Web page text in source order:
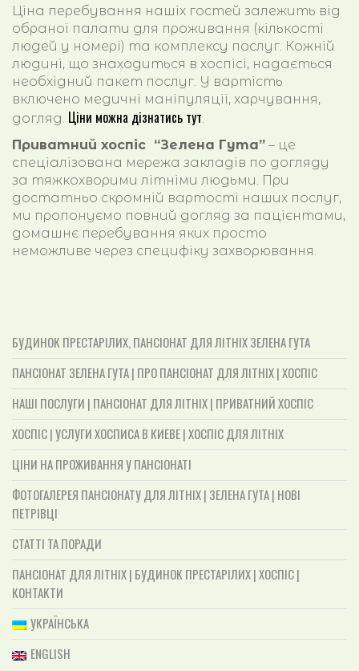
Ціна перебування нашіх гостей залежить від
обраної палати для проживання (кількості
людей у номері) та комплексу послуг. Кожній
людині, що знаходиться в хоспісі, надається
необхідний пакет послуг. У вартість
включено медичні маніпуляції, харчування,
догляд. Ціни можна дізнатись тут.
Приватний хоспіс “Зелена Гута” – це
спеціалізована мережа закладів по догляду
за тяжкохворими літніми людьми. При
достатньо скромній вартості наших послуг,
ми пропонуємо повний догляд за пацієнтами,
домашнє перебування яких просто
неможливе через специфіку захворювання.
БУДИНОК ПРЕСТАРІЛИХ, ПАНСІОНАТ ДЛЯ ЛІТНІХ ЗЕЛЕНА ГУТА
ПАНСІОНАТ ЗЕЛЕНА ГУТА | ПРО ПАНСІОНАТ ДЛЯ ЛІТНІХ | ХОСПІС
НАШІ ПОСЛУГИ | ПАНСІОНАТ ДЛЯ ЛІТНІХ | ПРИВАТНИЙ ХОСПІС
ХОСПІС | УСЛУГИ ХОСПИСА В КИЕВЕ | ХОСПІС ДЛЯ ЛІТНІХ
ЦІНИ НА ПРОЖИВАННЯ У ПАНСІОНАТІ
ФОТОГАЛЕРЕЯ ПАНСІОНАТУ ДЛЯ ЛІТНІХ | ЗЕЛЕНА ГУТА | НОВІ
ПЕТРІВЦІ
СТАТТІ ТА ПОРАДИ
ПАНСІОНАТ ДЛЯ ЛІТНІХ | БУДИНОК ПРЕСТАРІЛИХ | ХОСПІС |
КОНТАКТИ
УКРАЇНСЬКА
ENGLISH